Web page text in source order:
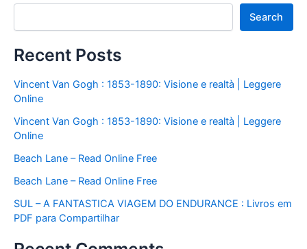
Search
Recent Posts
Vincent Van Gogh : 1853-1890: Visione e realtà | Leggere
Online
Vincent Van Gogh : 1853-1890: Visione e realtà | Leggere
Online
Beach Lane – Read Online Free
Beach Lane – Read Online Free
SUL – A FANTASTICA VIAGEM DO ENDURANCE : Livros em
PDF para Compartilhar